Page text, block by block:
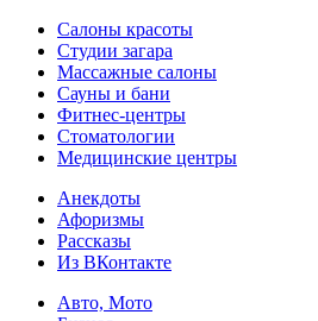
Салоны красоты
Студии загара
Массажные салоны
Сауны и бани
Фитнес-центры
Стоматологии
Медицинские центры
Анекдоты
Афоризмы
Рассказы
Из ВКонтакте
Авто, Мото